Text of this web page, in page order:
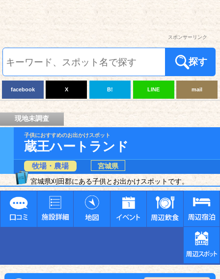
スポンサーリンク
探す
facebook X B! LINE mail
現地未調査
子供におすすめのお出かけスポット
蔵王ハートランド
牧場・農場
宮城県
宮城県刈田郡にある子供とお出かけスポットです。